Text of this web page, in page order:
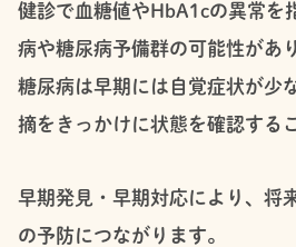
健診で血糖値やHbA1cの異常を
病や糖尿病予備群の可能性があ
糖尿病は早期には自覚症状が少
摘をきっかけに状態を確認する
早期発見・早期対応により、将
の予防につながります。